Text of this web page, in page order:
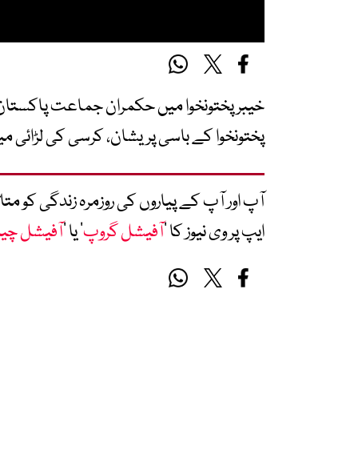
خیبر پختونخوا میں حکمران جماعت
پختونخوا کے باسی پریشان، کرسی کی لڑائی
آپ اور آپ کے پیاروں کی روزمرہ زندگی کو
ایپ پر وی نیوز کا ’آفیشل گروپ‘ یا ’آفیشل